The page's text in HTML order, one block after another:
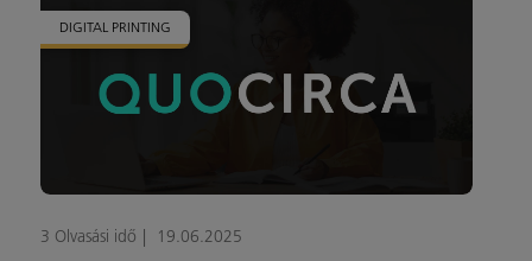
DIGITAL PRINTING
3 Olvasási idő 19.06.2025